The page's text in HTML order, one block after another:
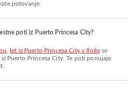
potovanje.
poti iz Puerto Princesa City?
let iz Puerto Princesa City v Iloilo so
Puerto Princesa City. Te poti ponujajo